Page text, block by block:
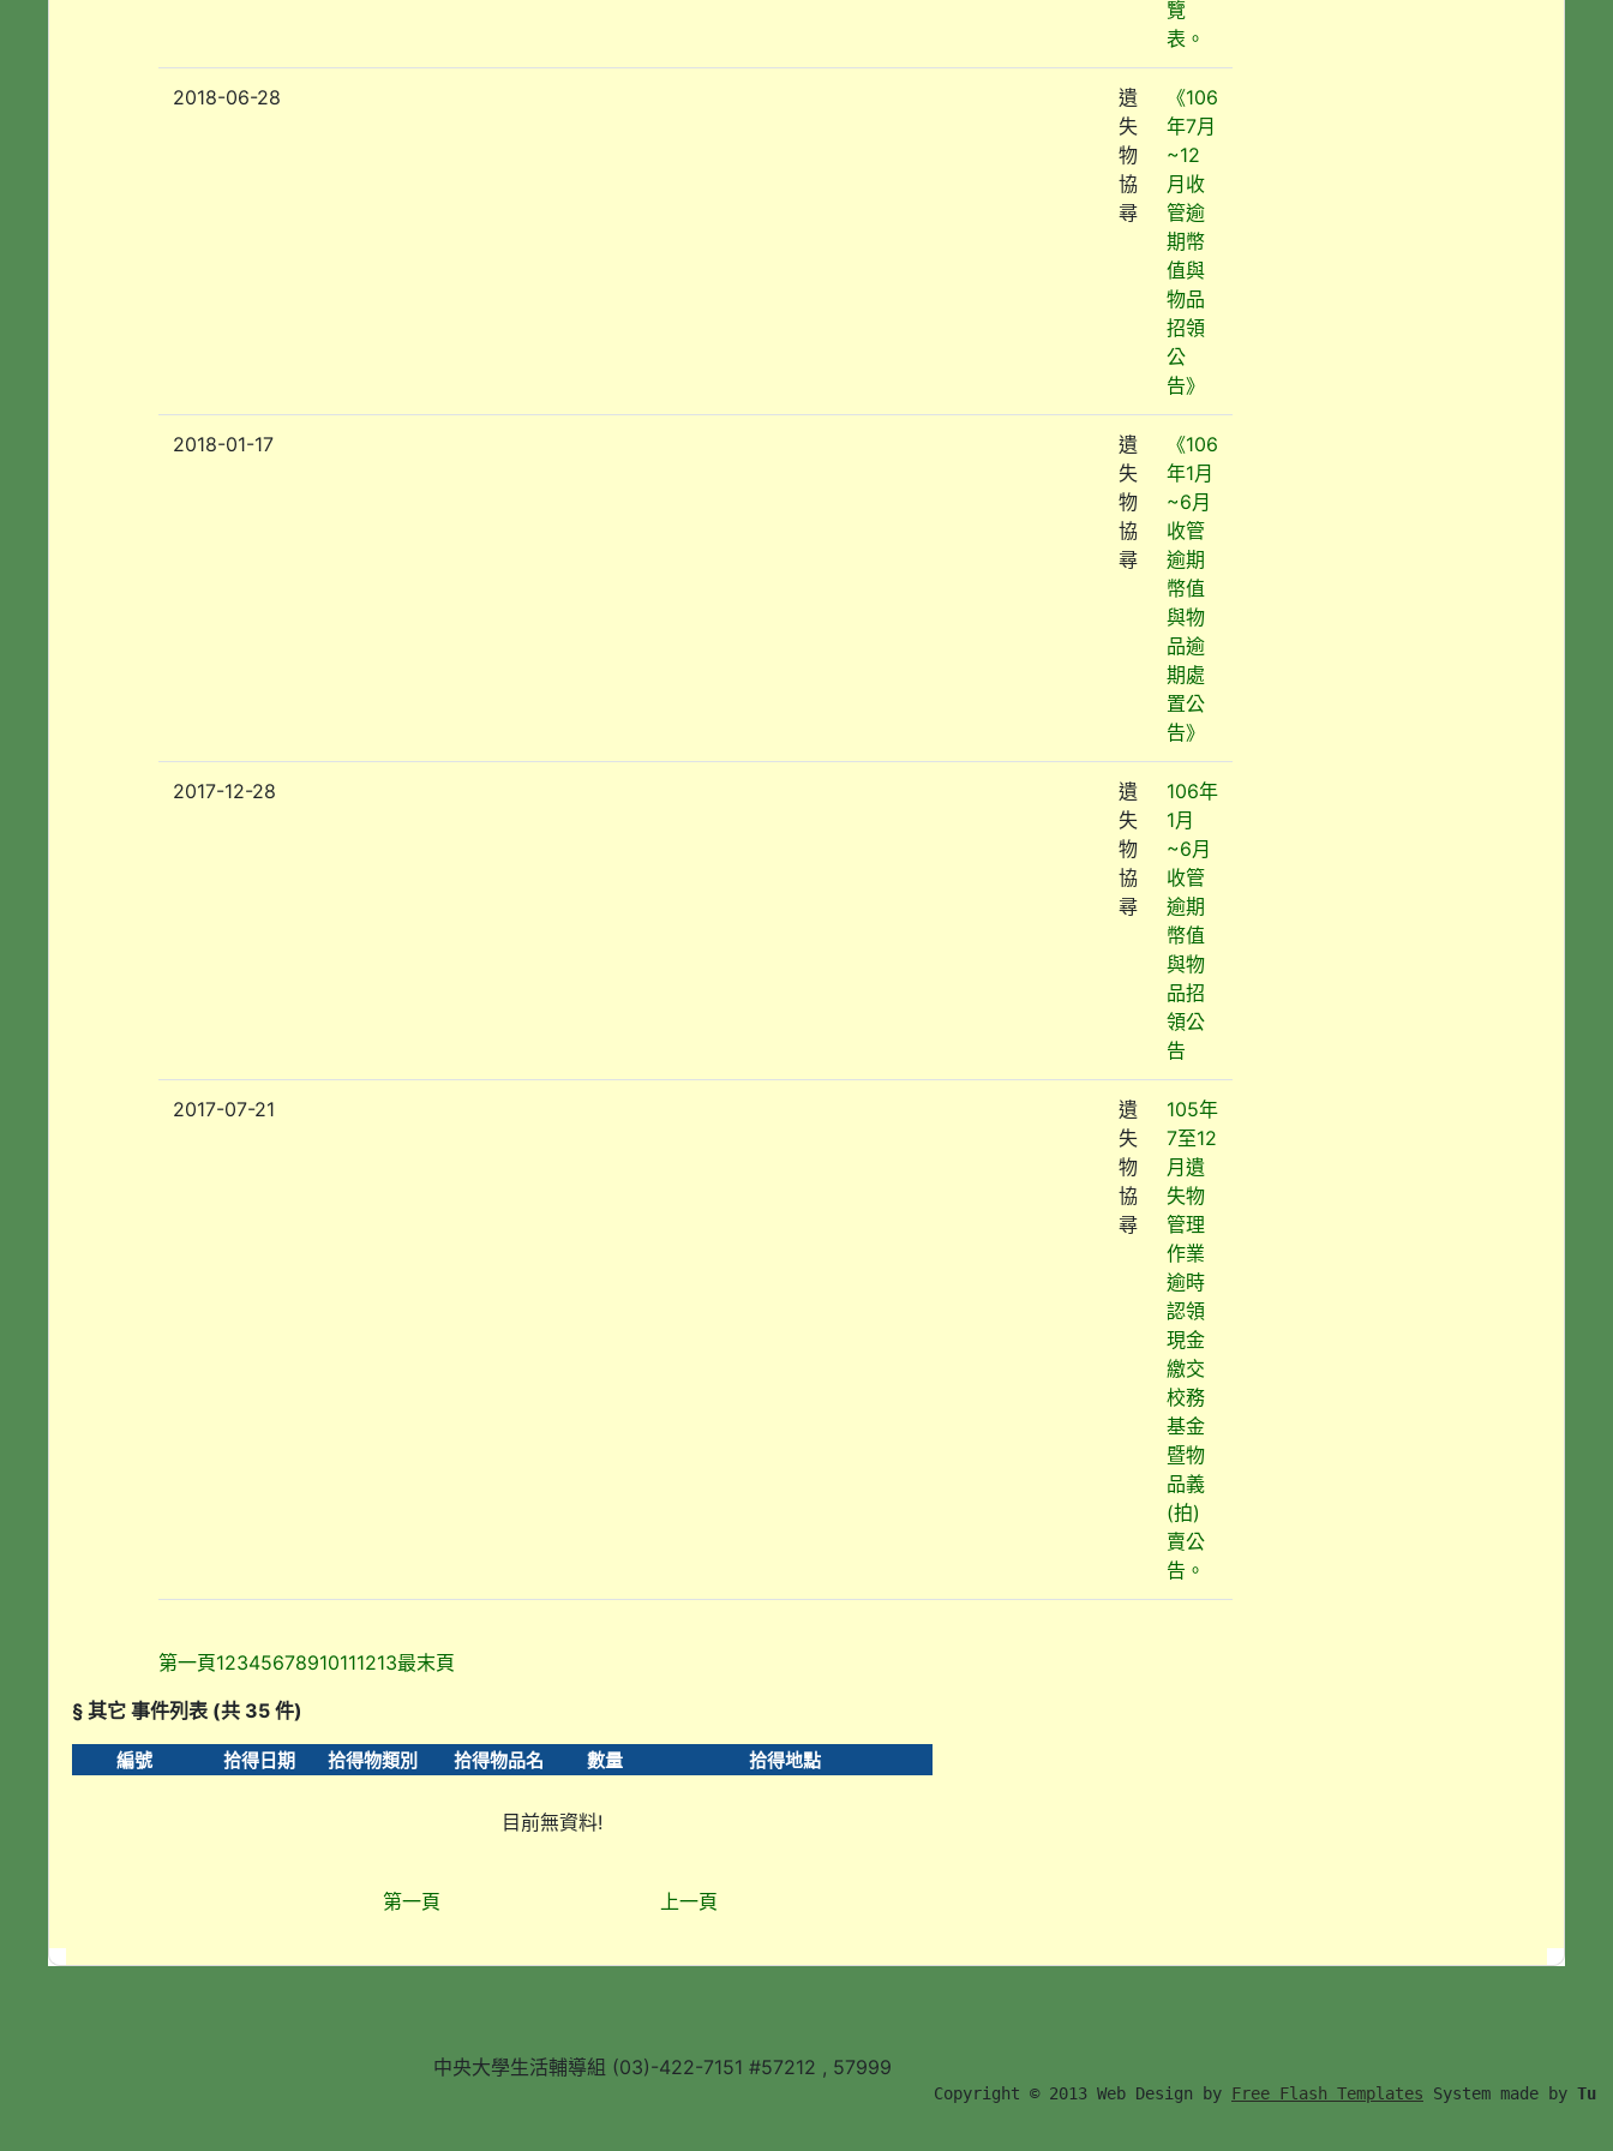
覽
表。
2018-06-28
遺
失
物
協
尋
《106
年7月
~12
月收
管逾
期幣
值與
物品
招領
公
告》
2018-01-17
遺
失
物
協
尋
《106
年1月
~6月
收管
逾期
幣值
與物
品逾
期處
置公
告》
2017-12-28
遺
失
物
協
尋
106年
1月
~6月
收管
逾期
幣值
與物
品招
領公
告
2017-07-21
遺
失
物
協
尋
105年
7至12
月遺
失物
管理
作業
逾時
認領
現金
繳交
校務
基金
暨物
品義
(拍)
賣公
告。
第一頁12345678910111213最末頁
§ 其它 事件列表 (共 35 件)
編號 拾得日期 拾得物類別 拾得物品名 數量 拾得地點
目前無資料!
第一頁 上一頁
中央大學生活輔導組 (03)-422-7151 #57212 , 57999
        Copyright © 2013 Web Design by
Free Flash Templates System made by Tu